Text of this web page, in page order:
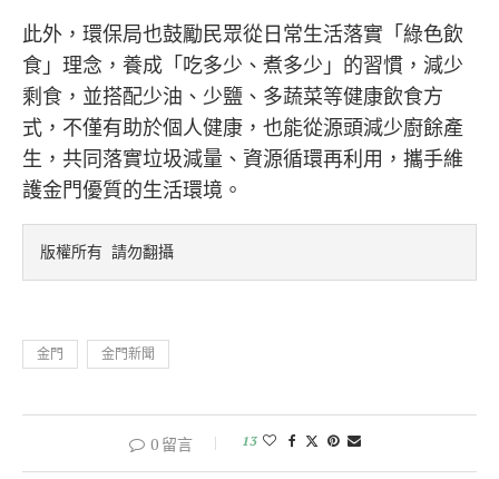
此外，環保局也鼓勵民眾從日常生活落實「綠色飲
食」理念，養成「吃多少、煮多少」的習慣，減少
剩食，並搭配少油、少鹽、多蔬菜等健康飲食方
式，不僅有助於個人健康，也能從源頭減少廚餘產
生，共同落實垃圾減量、資源循環再利用，攜手維
護金門優質的生活環境。
版權所有 請勿翻攝
金門 金門新聞
0 留言 13